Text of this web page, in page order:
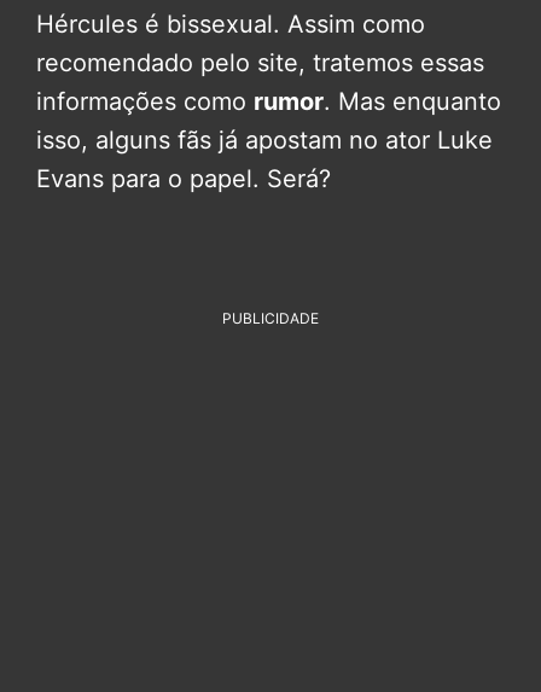
Hércules é bissexual. Assim como
recomendado pelo site, tratemos essas
informações como rumor. Mas enquanto
isso, alguns fãs já apostam no ator Luke
Evans para o papel. Será?
PUBLICIDADE